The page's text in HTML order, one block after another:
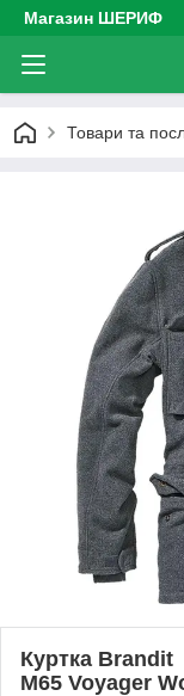
Магазин ШЕРИФ
Товари та
Куртка Brandit
M65 Voyager